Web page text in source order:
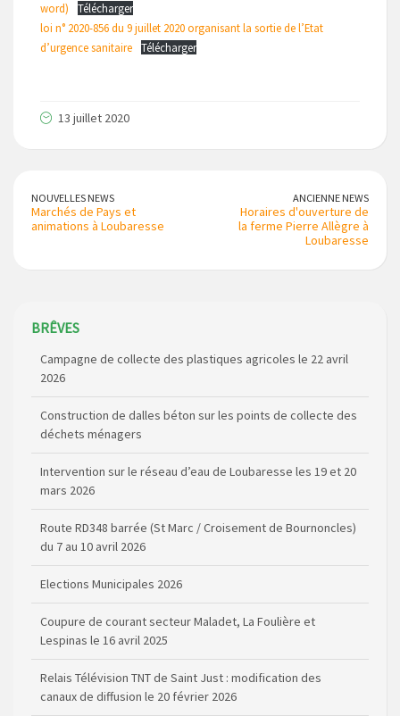
word)
Télécharger
loi n° 2020-856 du 9 juillet 2020 organisant la sortie de l’Etat
d’urgence sanitaire
Télécharger
13 juillet 2020
NOUVELLES NEWS
Marchés de Pays et
animations à Loubaresse
ANCIENNE NEWS
Horaires d'ouverture de
la ferme Pierre Allègre à
Loubaresse
BRÊVES
Construction de dalles béton sur les points de collecte des
déchets ménagers
Intervention sur le réseau d’eau de Loubaresse les 19 et 20
mars 2026
Route RD348 barrée (St Marc / Croisement de Bournoncles)
du 7 au 10 avril 2026
Elections Municipales 2026
Lespinas le 16 avril 2025
Relais Télévision TNT de Saint Just : modification des
canaux de diffusion le 20 février 2026
Arrêté de circulation RD13 et RD909 (dépôt de matériel sur
la voirie)